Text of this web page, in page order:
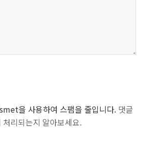
을 사용하여 스팸을 줄입니다. 댓글
리되는지 알아보세요.